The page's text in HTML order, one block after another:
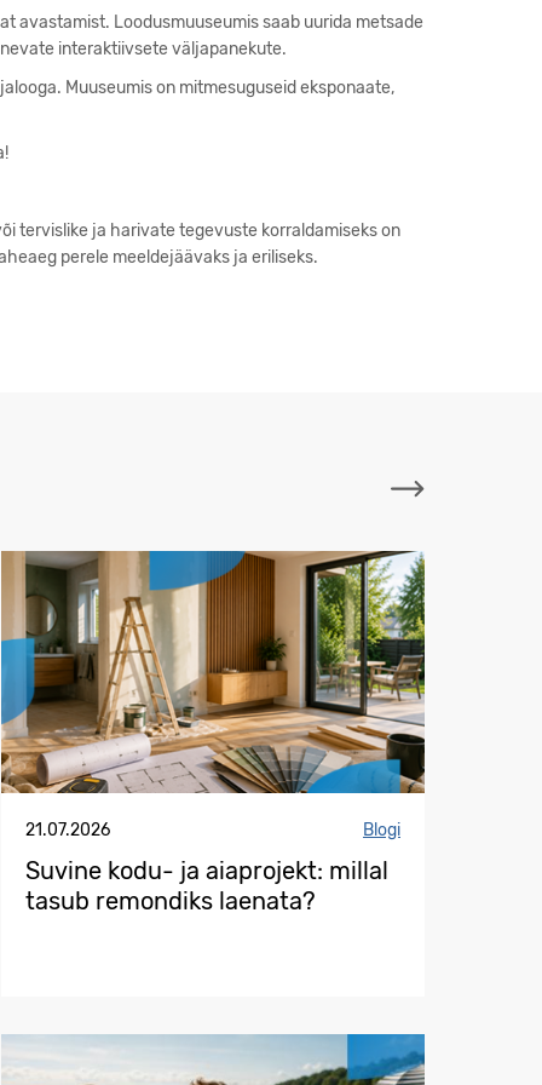
avastamist. Loodusmuuseumis saab uurida metsade
interaktiivsete väljapanekute.
Muuseumis on mitmesuguseid eksponaate,
tervislike ja harivate tegevuste korraldamiseks on
perele meeldejäävaks ja eriliseks.
21.07.2026 Blogi
Suvine kodu- ja aiaprojekt: millal
tasub remondiks laenata?